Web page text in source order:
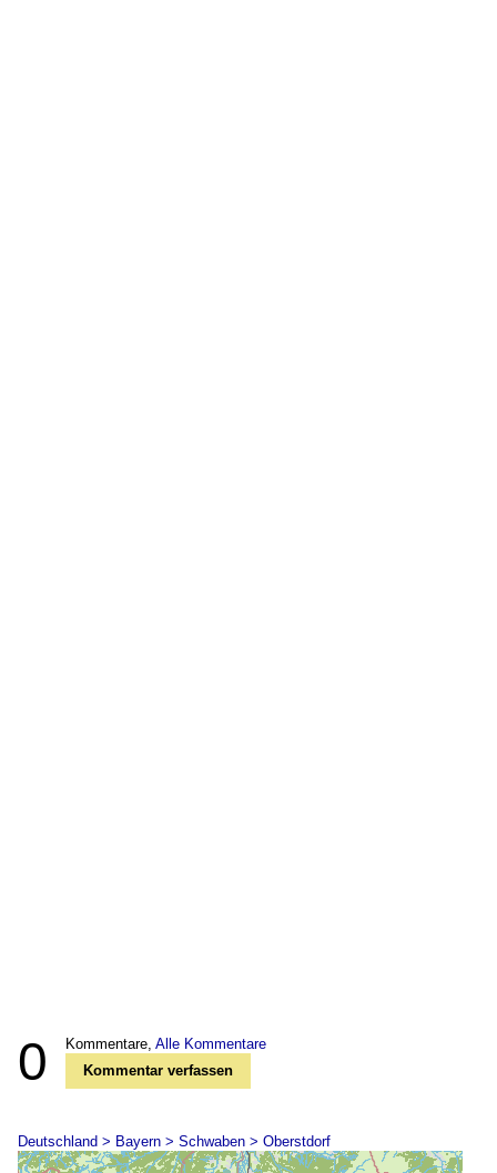
0 Kommentare, Alle Kommentare
Kommentar verfassen
Deutschland > Bayern > Schwaben > Oberstdorf